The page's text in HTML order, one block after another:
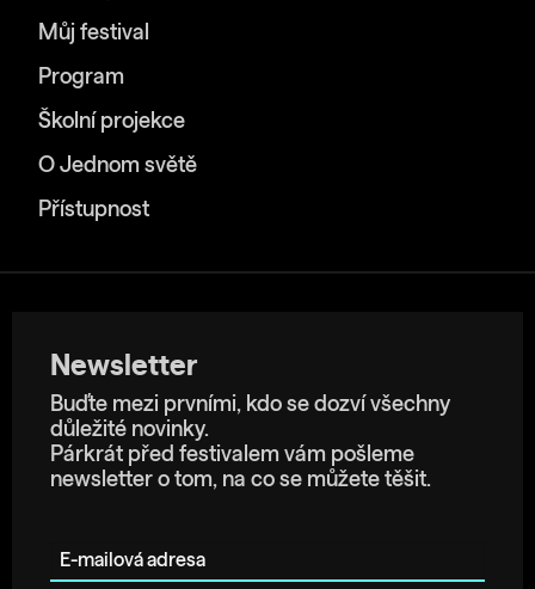
Můj festival
Program
Školní projekce
O Jednom světě
Přístupnost
Newsletter
Buďte mezi prvními, kdo se dozví všechny
důležité novinky.
Párkrát před festivalem vám pošleme
newsletter o tom, na co se můžete těšit.